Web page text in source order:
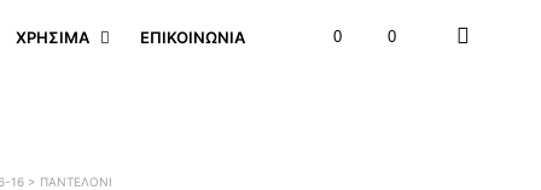
ΧΡΉΣΙΜΑ ΕΠΙΚΟΙΝΩΝΊΑ 0 0
16 > ΠΑΝΤΕΛΌΝΙ